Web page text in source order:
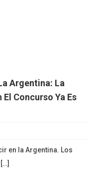
Argentina: La
Concurso Ya Es
en la Argentina. Los